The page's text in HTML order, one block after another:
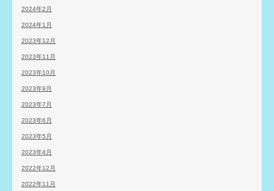
2024年2月
2024年1月
2023年12月
2023年11月
2023年10月
2023年9月
2023年7月
2023年6月
2023年5月
2023年4月
2022年12月
2022年11月